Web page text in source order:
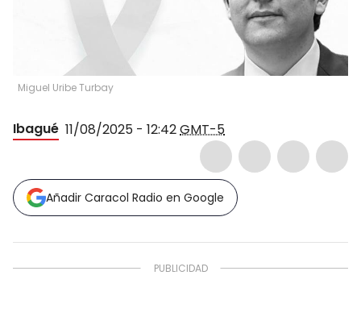
Miguel Uribe Turbay
Ibagué 11/08/2025 - 12:42GMT-5
Añadir Caracol Radio en Google